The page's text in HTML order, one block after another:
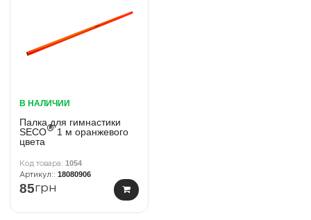
В НАЛИЧИИ
Палка для гимнастики
SECO® 1 м оранжевого
цвета
1054
18080906
85грн